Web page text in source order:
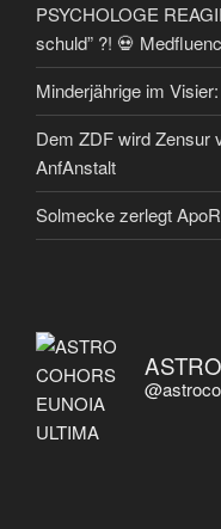
PSYCHOLOGE
schuld” ?! 💀
Minderjährige im
Dem ZDF wird Zensur
AnfAnstalt
Solmecke zerlegt